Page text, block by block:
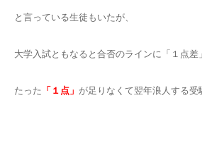
と言っている生徒もいたが、
大学入試ともなると合否のラインに「１点差
たった 「１点」 が足りなくて翌年浪人する受